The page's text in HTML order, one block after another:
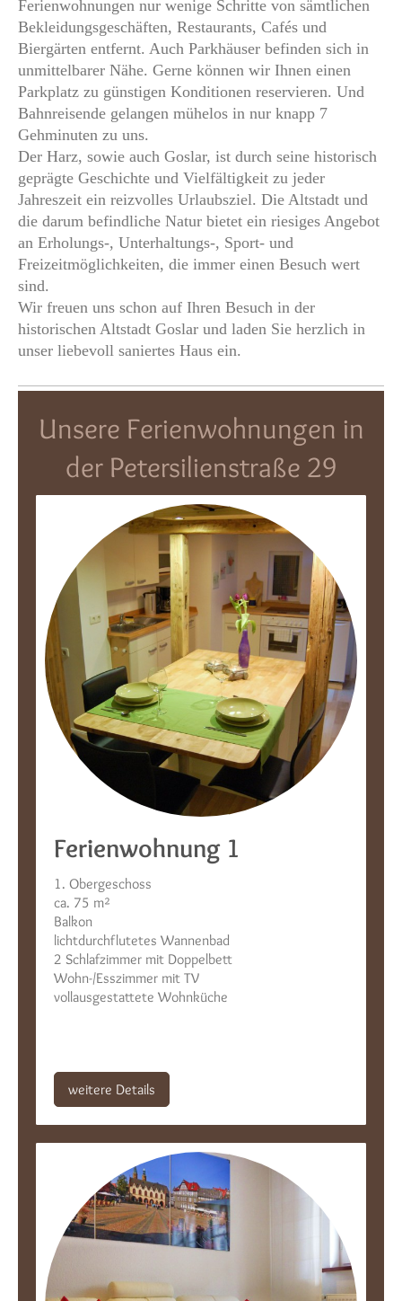
Ferienwohnungen nur wenige Schritte von sämtlichen
Bekleidungsgeschäften, Restaurants, Cafés und
Biergärten entfernt. Auch Parkhäuser befinden sich in
unmittelbarer Nähe. Gerne können wir Ihnen einen
Parkplatz zu günstigen Konditionen reservieren. Und
Bahnreisende gelangen mühelos in nur knapp 7
Gehminuten zu uns.
Der Harz, sowie auch Goslar, ist durch seine historisch
geprägte Geschichte und Vielfältigkeit zu jeder
Jahreszeit ein reizvolles Urlaubsziel. Die Altstadt und
die darum befindliche Natur bietet ein riesiges Angebot
an Erholungs-, Unterhaltungs-, Sport- und
Freizeitmöglichkeiten, die immer einen Besuch wert
sind.
Wir freuen uns schon auf Ihren Besuch in der
historischen Altstadt Goslar und laden Sie herzlich in
unser liebevoll saniertes Haus ein.
Unsere Ferienwohnungen in
der Petersilienstraße 29
Ferienwohnung 1
1. Obergeschoss
ca. 75 m²
Balkon
lichtdurchflutetes Wannenbad
2 Schlafzimmer mit Doppelbett
Wohn-/Esszimmer mit TV
vollausgestattete Wohnküche
weitere Details